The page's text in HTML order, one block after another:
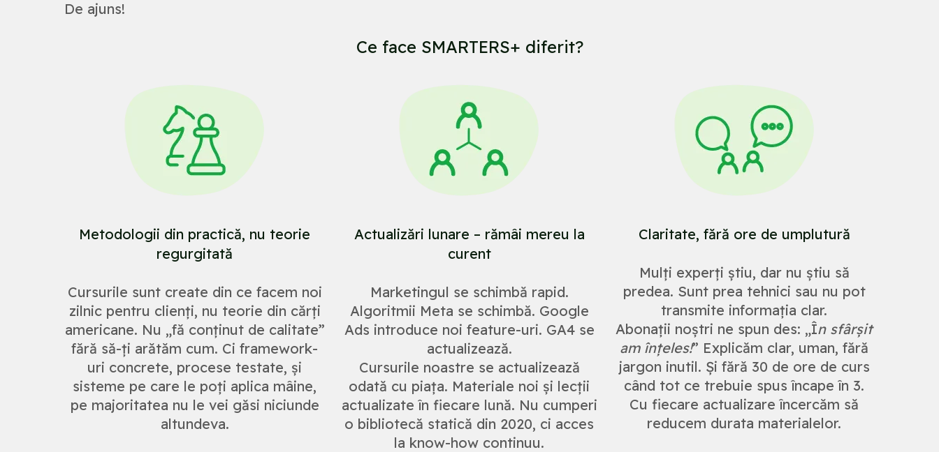
De ajuns!
Ce face SMARTERS+ diferit?
Metodologii din practică, nu teorie
regurgitată
Cursurile sunt create din ce facem noi
zilnic pentru clienți, nu teorie din cărți
americane. Nu „fă conținut de calitate”
fără să-ți arătăm cum. Ci framework-
uri concrete, procese testate, și
sisteme pe care le poți aplica mâine,
pe majoritatea nu le vei găsi niciunde
altundeva.
Actualizări lunare – rămâi mereu la
curent
Marketingul se schimbă rapid.
Algoritmii Meta se schimbă. Google
Ads introduce noi feature-uri. GA4 se
actualizează.
Cursurile noastre se actualizează
odată cu piața. Materiale noi și lecții
actualizate în fiecare lună. Nu cumperi
o bibliotecă statică din 2020, ci acces
la know-how continuu.
Claritate, fără ore de umplutură
Mulți experți știu, dar nu știu să
predea. Sunt prea tehnici sau nu pot
transmite informația clar.
Abonații noștri ne spun des: „În sfârșit
am înțeles!” Explicăm clar, uman, fără
jargon inutil. Și fără 30 de ore de curs
când tot ce trebuie spus încape în 3.
Cu fiecare actualizare încercăm să
reducem durata materialelor.